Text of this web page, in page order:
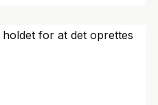
for at det oprettes